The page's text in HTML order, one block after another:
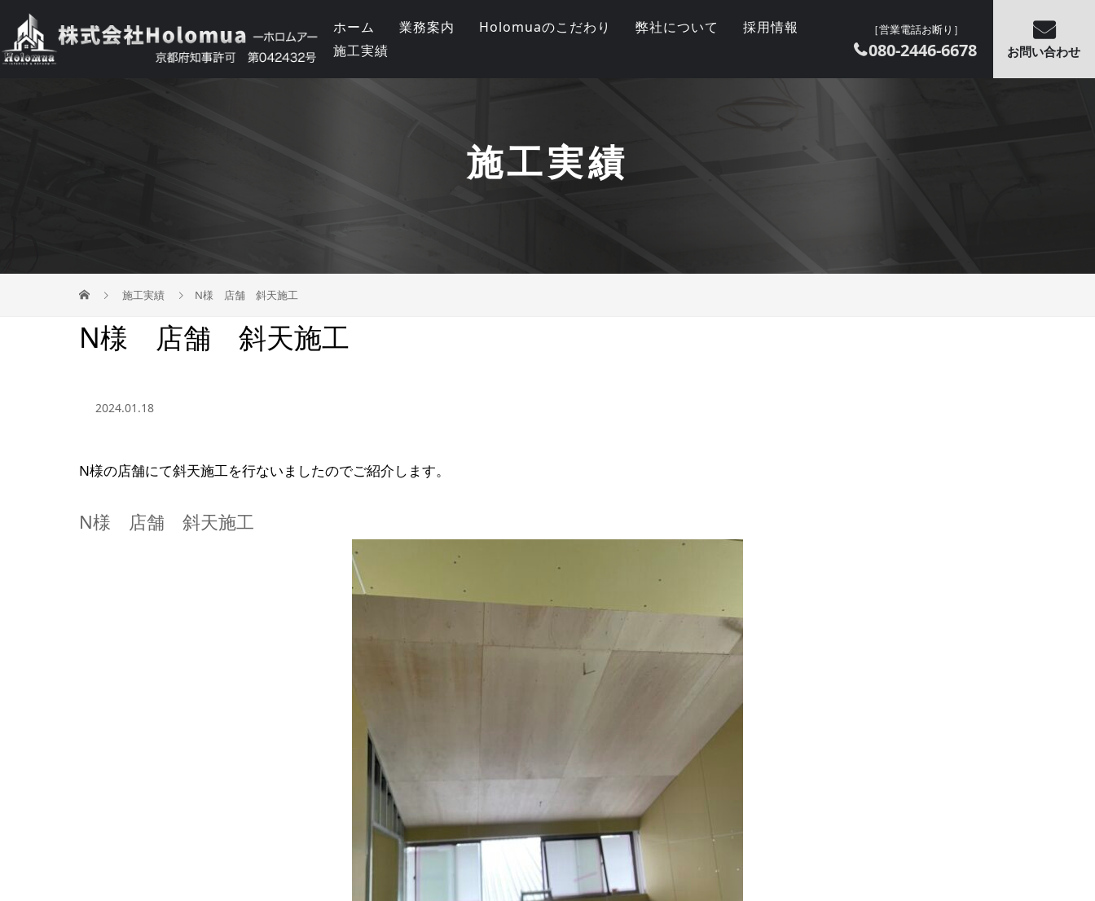
ホーム 業務案内 Holomuaのこだわり 弊社について
採用情報
施工実績
［営業電話お断り］
080-2446-6678 お問い合わせ
施工実績
施工実績 N様 店舗 斜天施工
N様 店舗 斜天施工
2024.01.18
N様の店舗にて斜天施工を行ないましたのでご紹介します。
N様 店舗 斜天施工